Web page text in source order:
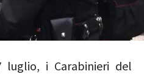
i Carabinieri del